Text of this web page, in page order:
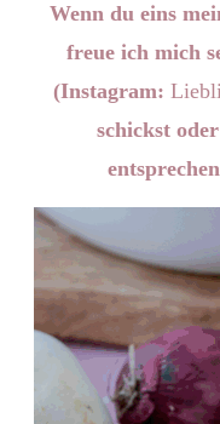
Wenn du eins
freue ich mich
(Instagram:
schickst